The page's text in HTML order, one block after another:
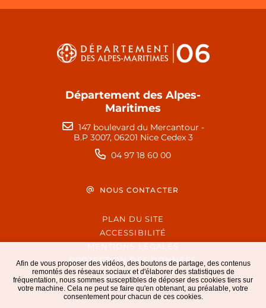
Afin de vous proposer des vidéos, des boutons de partage, des contenus
remontés des réseaux sociaux et d'élaborer des statistiques de
fréquentation, nous sommes susceptibles de déposer des cookies tiers sur
votre machine. Cela ne peut se faire qu'en obtenant, au préalable, votre
consentement pour chacun de ces cookies.
Département des Alpes-
Maritimes
147 boulevard du Mercantour -
B.P 3007, 06201 Nice Cedex 3
04 97 18 60 00
NOUS CONTACTER
PLAN DU SITE
ACCESSIBILITÉ
MENTIONS LÉGALES
PROTECTION DES DONNÉES
EXTRANET
GESTION DES COOKIES